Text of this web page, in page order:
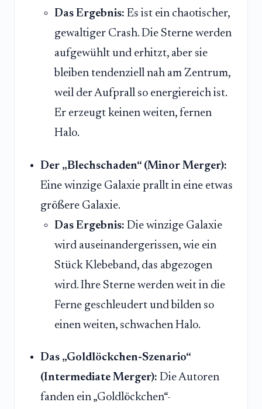
Das Ergebnis: Es ist ein chaotischer,
gewaltiger Crash. Die Sterne werden
aufgewühlt und erhitzt, aber sie
bleiben tendenziell nah am Zentrum,
weil der Aufprall so energiereich ist.
Er erzeugt keinen weiten, fernen
Halo.
Der „Blechschaden“ (Minor Merger):
Eine winzige Galaxie prallt in eine etwas
größere Galaxie.
Das Ergebnis: Die winzige Galaxie
wird auseinandergerissen, wie ein
Stück Klebeband, das abgezogen
wird. Ihre Sterne werden weit in die
Ferne geschleudert und bilden so
einen weiten, schwachen Halo.
Das „Goldlöckchen-Szenario“
(Intermediate Merger): Die Autoren
fanden ein „Goldlöckchen“-